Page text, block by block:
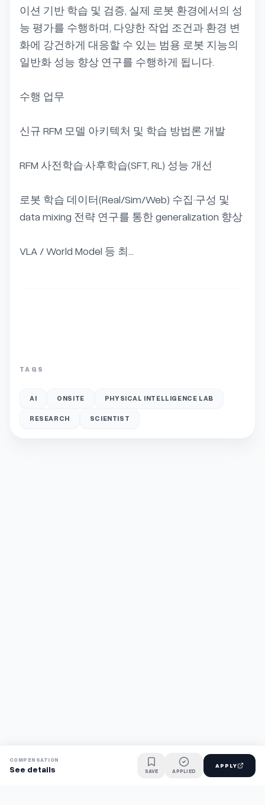
이션 기반 학습 및 검증, 실제 로봇 환경에서의 성
능 평가를 수행하며, 다양한 작업 조건과 환경 변
화에 강건하게 대응할 수 있는 범용 로봇 지능의
일반화 성능 향상 연구를 수행하게 됩니다.
수행 업무
신규 RFM 모델 아키텍처 및 학습 방법론 개발
RFM 사전학습·사후학습(SFT, RL) 성능 개선
로봇 학습 데이터(Real/Sim/Web) 수집·구성 및
data mixing 전략 연구를 통한 generalization 향상
VLA / World Model 등 최...
TAGS
AI ONSITE PHYSICAL INTELLIGENCE LAB
RESEARCH SCIENTIST
COMPENSATION
See details SAVE APPLIED
APPLY